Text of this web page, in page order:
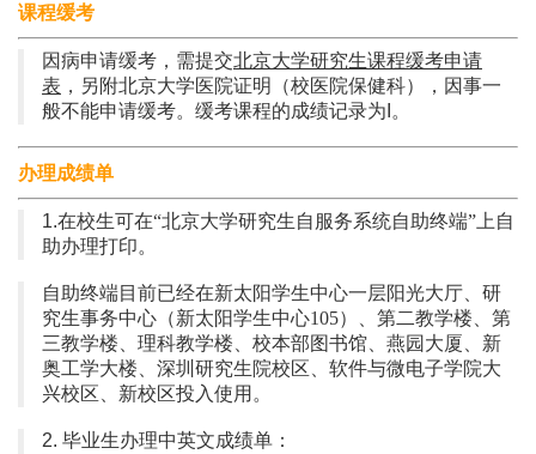
课程缓考
因病申请缓考，需提交北京大学研究生课程缓考申请
表 ，另附北京大学医院证明（校医院保健科），因事一
般不能申请缓考。缓考课程的成绩记录为I。
办理成绩单
1.在校生可在“北京大学研究生自服务系统自助终端”上自
助办理打印。
自助终端目前已经在新太阳学生中心一层阳光大厅、研
究生事务中心（新太阳学生中心105）、第二教学楼、第
三教学楼、理科教学楼、校本部图书馆、燕园大厦、新
奥工学大楼、深圳研究生院校区、软件与微电子学院大
兴校区、新校区投入使用。
2. 毕业生办理中英文成绩单：